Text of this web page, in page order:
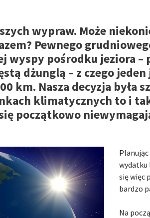
wypraw. Może
Pewnego
pośrodku jeziora –
dżunglą – z czego
km. Nasza decyzja
klimatycznych to i
początkowo
wydatku
się więc
bardzo
Na